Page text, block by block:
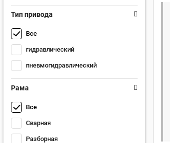
Тип привода
Все
гидравлический
пневмогидравлический
Рама
Все
Сварная
Разборная